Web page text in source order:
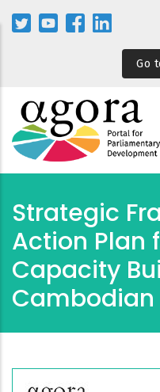
Go
Strategic
Action Plan
Capacity